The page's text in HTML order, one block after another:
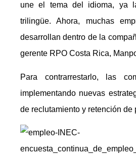
une el tema del idioma, ya
trilingüe. Ahora, muchas
desarrollan dentro de la
gerente RPO Costa Rica,
Para contrarrestarlo, las
implementando nuevas
de reclutamiento y retención de